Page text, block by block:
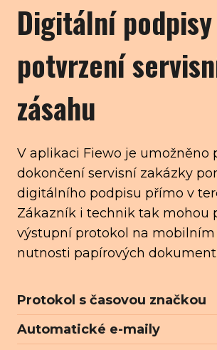
Digitální
potvrzení
zásahu
V aplikaci Fiewo je umožněno
dokončení servisní zakázky
digitálního podpisu přímo v
Zákazník i technik tak mohou
výstupní protokol na mobilním
nutnosti papírových
Protokol s časovou značkou
Automatické e-maily